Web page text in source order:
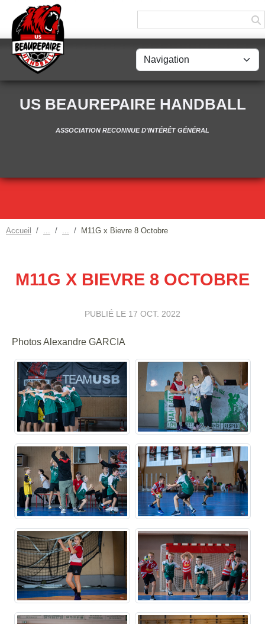
US BEAUREPAIRE HANDBALL
ASSOCIATION RECONNUE D'INTÉRÊT GÉNÉRAL
Accueil M11G x Bievre 8 Octobre
M11G X BIEVRE 8 OCTOBRE
PUBLIÉ LE 17 OCT. 2022
Photos Alexandre GARCIA
Panneau de gestion des cookies